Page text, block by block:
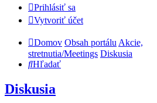
Prihlásiť sa
Vytvoriť účet
Domov Obsah portáluAkcie,
stretnutia/Meetings Diskusia
Hľadať
Diskusia